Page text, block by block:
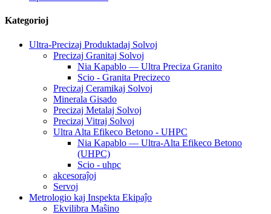
Kategorioj
Ultra-Precizaj Produktadaj Solvoj
Precizaj Granitaj Solvoj
Nia Kapablo — Ultra Preciza Granito
Scio - Granita Precizeco
Precizaj Ceramikaj Solvoj
Minerala Gisado
Precizaj Metalaj Solvoj
Precizaj Vitraj Solvoj
Ultra Alta Efikeco Betono - UHPC
Nia Kapablo — Ultra-Alta Efikeco Betono
(UHPC)
Scio - uhpc
akcesoraĵoj
Servoj
Metrologio kaj Inspekta Ekipaĵo
Ekvilibra Maŝino